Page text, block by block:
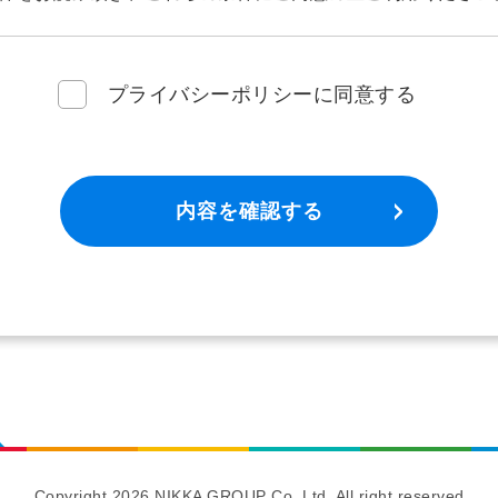
プライバシーの保護に配慮し、以下のとおり個人情報の保
営に際し、利用者のプライバシーの保護に配慮し、皆様か
に管理を行います。
ます。また、メールによるお問い合わせ等の場合は、差
。
供の制限
プライバシーポリシーに同意する
内容を確認する